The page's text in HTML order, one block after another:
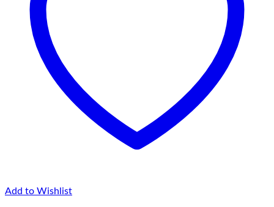
Add to Wishlist